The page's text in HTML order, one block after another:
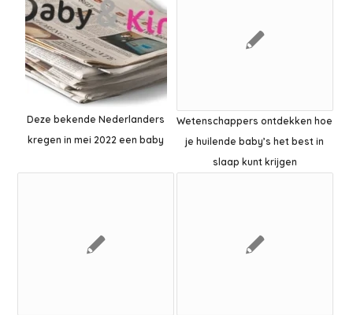
Deze bekende Nederlanders
kregen in mei 2022 een baby
Wetenschappers ontdekken hoe
je huilende baby’s het best in
slaap kunt krijgen